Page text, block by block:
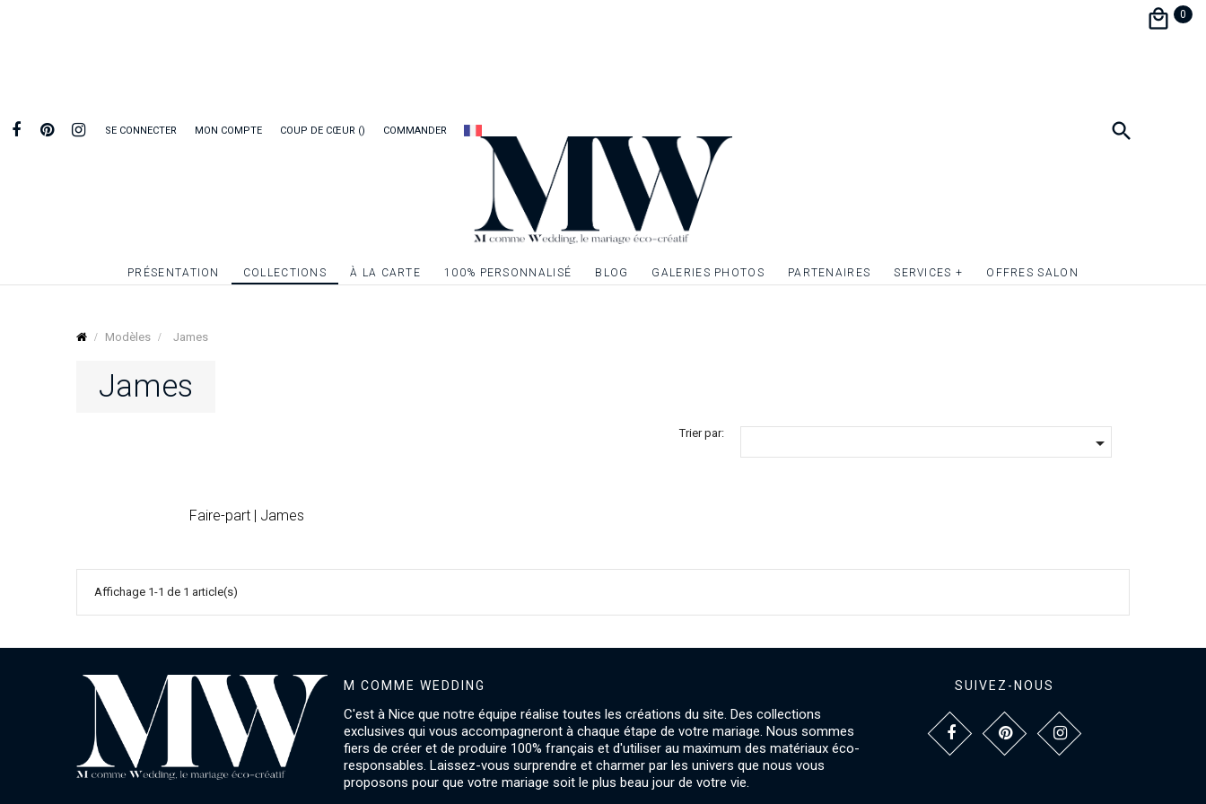
SE CONNECTER MON COMPTE COUP DE CŒUR COMMANDER
0
PRÉSENTATION COLLECTIONS À LA CARTE 100% PERSONNALISÉ BLOG GALERIES PHOTOS PARTENAIRES SERVICES + OFFRES SALON
Modèles James
James
Trier par: 
Faire-part | James
Affichage 1-1 de 1 article(s)
M COMME WEDDING
C'est à Nice que notre équipe réalise toutes les créations du site. Des collections
exclusives qui vous accompagneront à chaque étape de votre mariage. Nous sommes
fiers de créer et de produire 100% français et d'utiliser au maximum des matériaux éco-
responsables. Laissez-vous surprendre et charmer par les univers que nous vous
proposons pour que votre mariage soit le plus beau jour de votre vie.
SUIVEZ-NOUS